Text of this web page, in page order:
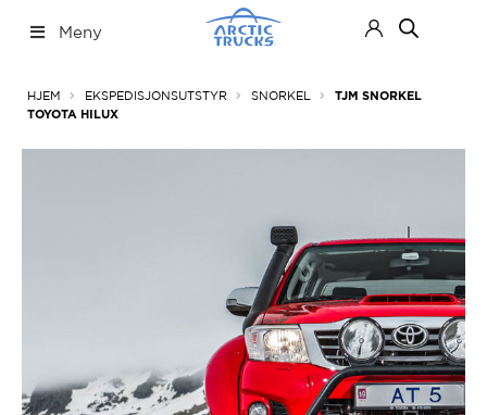
til
til
Meny
HJEM EKSPEDISJONSUTSTYR SNORKEL
TJM SNORKEL
TOYOTA HILUX